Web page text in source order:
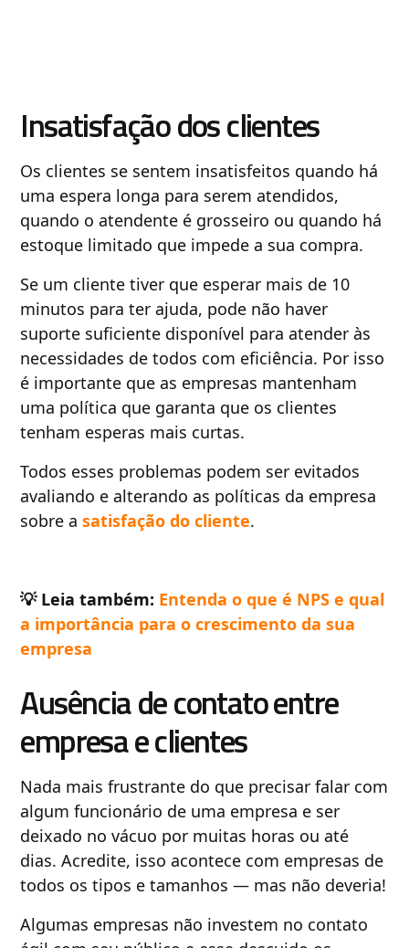
Insatisfação dos clientes
Os clientes se sentem insatisfeitos quando há
uma espera longa para serem atendidos,
quando o atendente é grosseiro ou quando há
estoque limitado que impede a sua compra.
Se um cliente tiver que esperar mais de 10
minutos para ter ajuda, pode não haver
suporte suficiente disponível para atender às
necessidades de todos com eficiência. Por isso
é importante que as empresas mantenham
uma política que garanta que os clientes
tenham esperas mais curtas.
Todos esses problemas podem ser evitados
avaliando e alterando as políticas da empresa
sobre asatisfação do cliente.
💡 Leia também: Entenda o que é NPS e qual
a importância para o crescimento da sua
empresa
Ausência de contato entre
empresa e clientes
Nada mais frustrante do que precisar falar com
algum funcionário de uma empresa e ser
deixado no vácuo por muitas horas ou até
dias. Acredite, isso acontece com empresas de
todos os tipos e tamanhos — mas não deveria!
Algumas empresas não investem no contato